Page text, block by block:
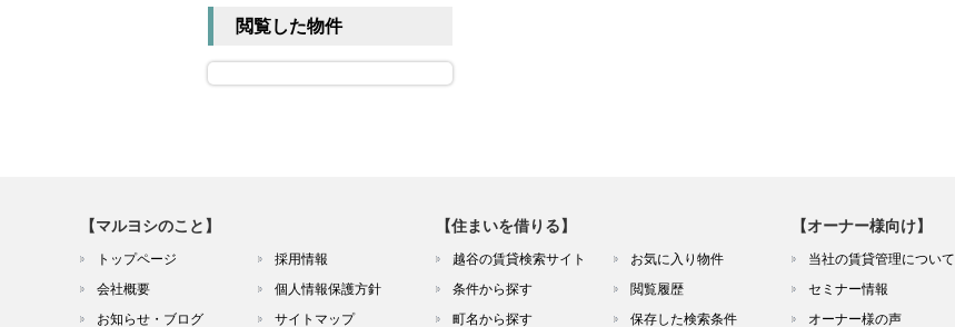
閲覧した物件
【マルヨシのこと】
トップページ
会社概要
お知らせ・ブログ
採用情報
個人情報保護方針
サイトマップ
【住まいを借りる】
越谷の賃貸検索サイト
条件から探す
町名から探す
お気に入り物件
閲覧履歴
保存した検索条件
【オーナー様向け】
当社の賃貸管理について
セミナー情報
オーナー様の声